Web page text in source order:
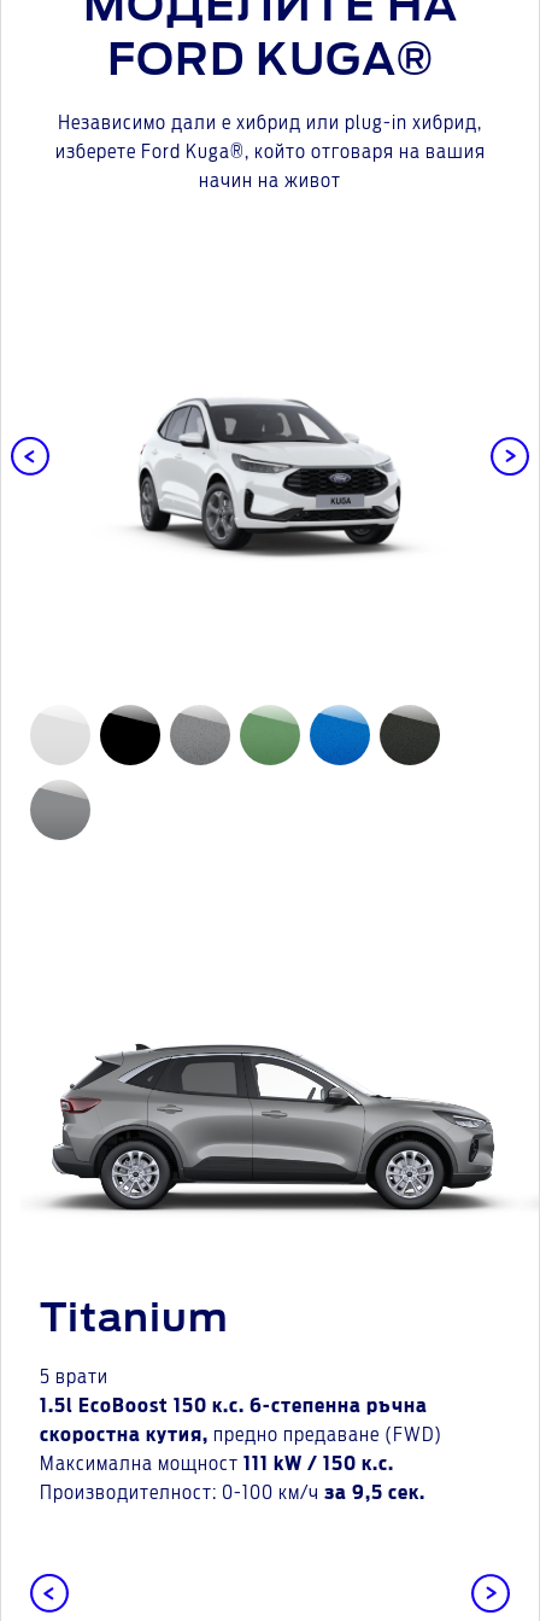
FORD KUGA®
Независимо дали е хибрид или plug-in хибрид,
изберете Ford Kuga®, който отговаря на вашия
начин на живот
Titanium
5 врати
1.5l EcoBoost 150 к.с. 6-степенна ръчна
скоростна кутия, предно предаване (FWD)
Максимална мощност 111 kW / 150 к.с.
Производителност: 0-100 км/ч за 9,5 сек.